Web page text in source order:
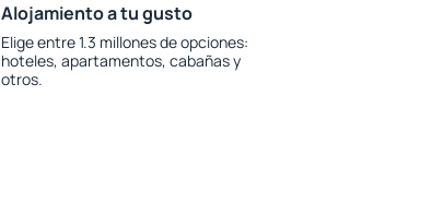
Alojamiento a tu gusto
Elige entre 1.3 millones de opciones:
hoteles, apartamentos, cabañas y
otros.